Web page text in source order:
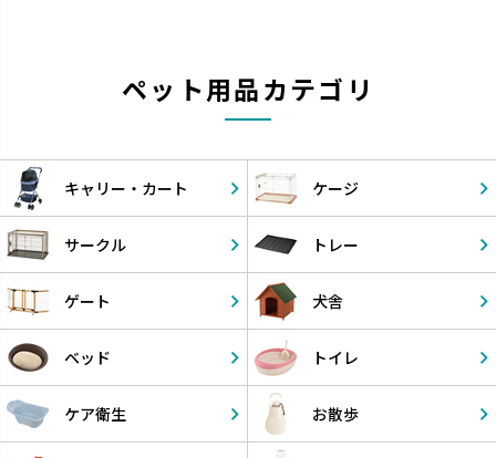
ペット用品カテゴリ
キャリー・ カート ケージ
サークル トレー
ゲート 犬舎
ベッド トイレ
ケア衛生 お散歩